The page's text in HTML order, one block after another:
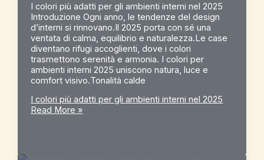
I colori più adatti per gli ambienti interni nel 2025
Introduzione Ogni anno, le tendenze del design
d’interni si rinnovano.Il 2025 porta con sé una
ventata di calma, equilibrio e naturalezza.Le case
diventano rifugi accoglienti, dove i colori
trasmettono serenità e armonia. I colori per
ambienti interni 2025 uniscono natura, luce e
comfort visivo.Tonalità calde
I colori più adatti per gli ambienti interni nel 2025
Read More »